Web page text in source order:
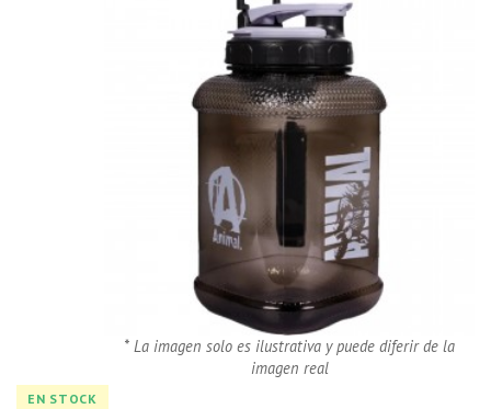
* La imagen solo es ilustrativa y puede diferir de la
imagen real
EN STOCK